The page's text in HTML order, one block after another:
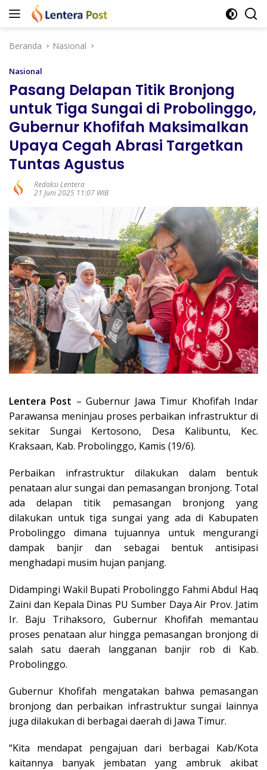
Langsung
Beranda
Nasional
Nasional
Pasang Delapan Titik Bronjong
untuk Tiga Sungai di Probolinggo,
Gubernur Khofifah Maksimalkan
Upaya Cegah Abrasi Targetkan
Tuntas Agustus
Redaksi Lentera
21 Juni 2025 11:07 WIB
Lentera Post – Gubernur Jawa Timur Khofifah Indar
Parawansa meninjau proses perbaikan infrastruktur di
sekitar Sungai Kertosono, Desa Kalibuntu, Kec.
Kraksaan, Kab. Probolinggo, Kamis (19/6).
Perbaikan infrastruktur dilakukan dalam bentuk
penataan alur sungai dan pemasangan bronjong. Total
ada delapan titik pemasangan bronjong yang
dilakukan untuk tiga sungai yang ada di Kabupaten
Probolinggo dimana tujuannya untuk mengurangi
dampak banjir dan sebagai bentuk antisipasi
menghadapi musim hujan panjang.
Didampingi Wakil Bupati Probolinggo Fahmi Abdul Haq
Zaini dan Kepala Dinas PU Sumber Daya Air Prov. Jatim
Ir. Baju Trihaksoro, Gubernur Khofifah memantau
proses penataan alur hingga pemasangan bronjong di
salah satu daerah langganan banjir rob di Kab.
Probolinggo.
Gubernur Khofifah mengatakan bahwa pemasangan
bronjong dan perbaikan infrastruktur sungai lainnya
juga dilakukan di berbagai daerah di Jawa Timur.
“Kita mendapat pengajuan dari berbagai Kab/Kota
kaitannya banyak jembatan yang ambruk akibat